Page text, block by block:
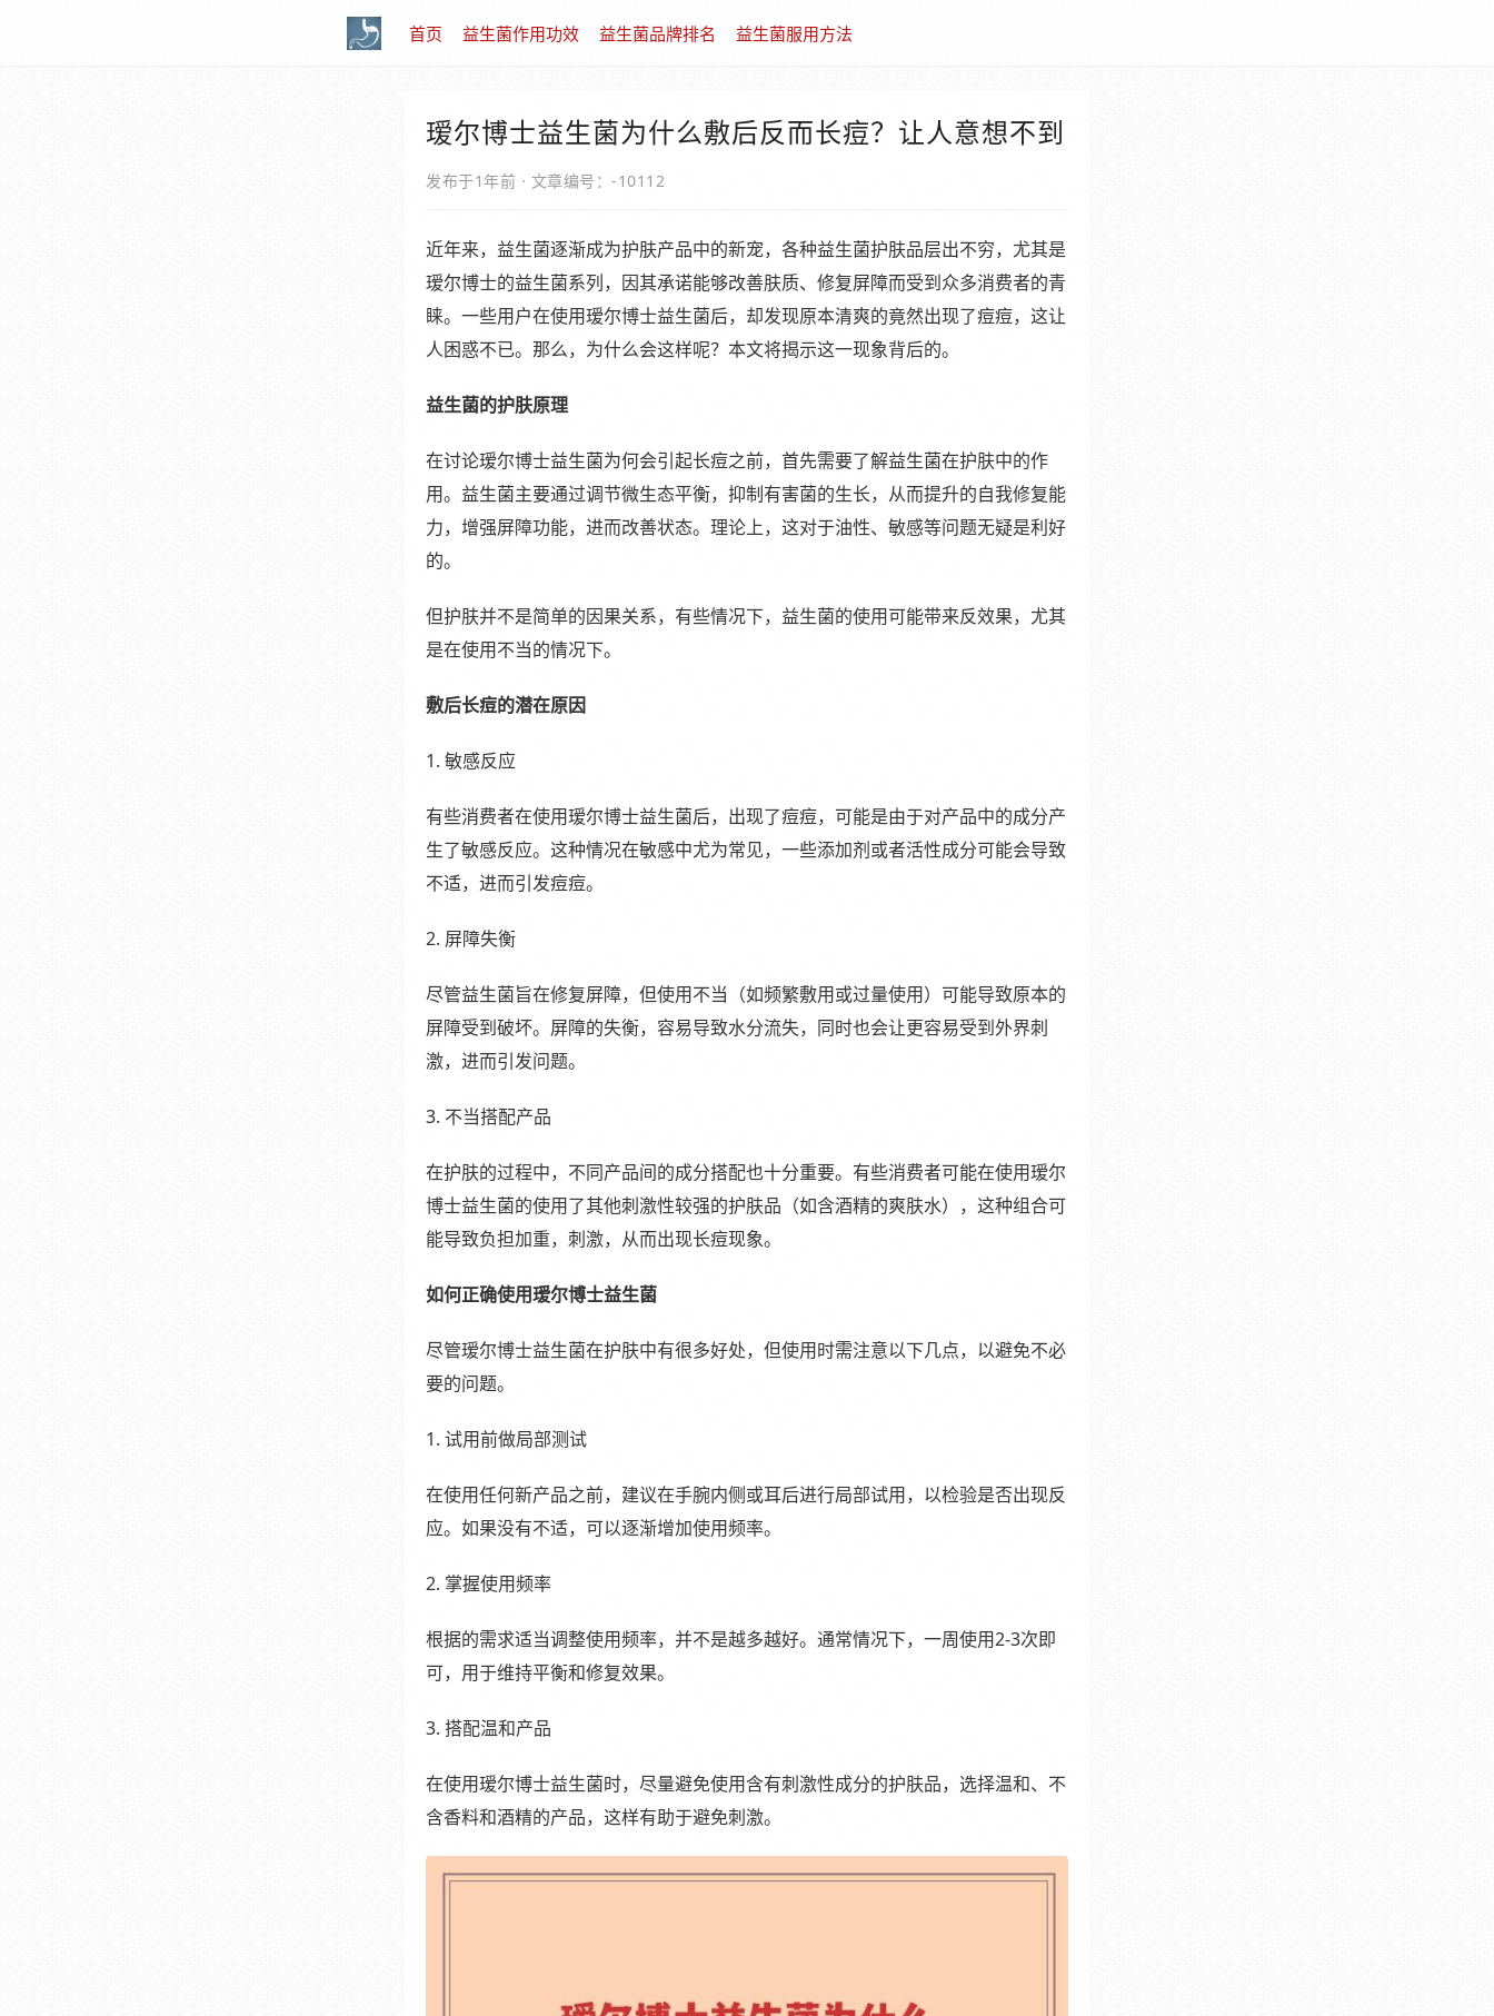
首页 益生菌作用功效 益生菌品牌排名 益生菌服用方法
瑷尔博士益生菌为什么敷后反而长痘？让人意想不到
发布于1年前 · 文章编号：-10112
近年来，益生菌逐渐成为护肤产品中的新宠，各种益生菌护肤品层出不穷，尤其是
瑷尔博士的益生菌系列，因其承诺能够改善肤质、修复屏障而受到众多消费者的青
睐。一些用户在使用瑷尔博士益生菌后，却发现原本清爽的竟然出现了痘痘，这让
人困惑不已。那么，为什么会这样呢？本文将揭示这一现象背后的。
益生菌的护肤原理
在讨论瑷尔博士益生菌为何会引起长痘之前，首先需要了解益生菌在护肤中的作
用。益生菌主要通过调节微生态平衡，抑制有害菌的生长，从而提升的自我修复能
力，增强屏障功能，进而改善状态。理论上，这对于油性、敏感等问题无疑是利好
的。
但护肤并不是简单的因果关系，有些情况下，益生菌的使用可能带来反效果，尤其
是在使用不当的情况下。
敷后长痘的潜在原因
1. 敏感反应
有些消费者在使用瑷尔博士益生菌后，出现了痘痘，可能是由于对产品中的成分产
生了敏感反应。这种情况在敏感中尤为常见，一些添加剂或者活性成分可能会导致
不适，进而引发痘痘。
2. 屏障失衡
尽管益生菌旨在修复屏障，但使用不当（如频繁敷用或过量使用）可能导致原本的
屏障受到破坏。屏障的失衡，容易导致水分流失，同时也会让更容易受到外界刺
激，进而引发问题。
3. 不当搭配产品
在护肤的过程中，不同产品间的成分搭配也十分重要。有些消费者可能在使用瑷尔
博士益生菌的使用了其他刺激性较强的护肤品（如含酒精的爽肤水），这种组合可
能导致负担加重，刺激，从而出现长痘现象。
如何正确使用瑷尔博士益生菌
尽管瑷尔博士益生菌在护肤中有很多好处，但使用时需注意以下几点，以避免不必
要的问题。
1. 试用前做局部测试
在使用任何新产品之前，建议在手腕内侧或耳后进行局部试用，以检验是否出现反
应。如果没有不适，可以逐渐增加使用频率。
2. 掌握使用频率
根据的需求适当调整使用频率，并不是越多越好。通常情况下，一周使用2-3次即
可，用于维持平衡和修复效果。
3. 搭配温和产品
在使用瑷尔博士益生菌时，尽量避免使用含有刺激性成分的护肤品，选择温和、不
含香料和酒精的产品，这样有助于避免刺激。